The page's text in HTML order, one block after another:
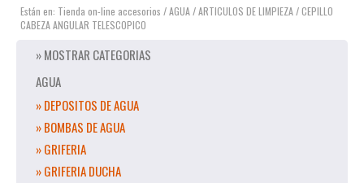
Están en: Tienda on-line accesorios /AGUA/ARTICULOS DE LIMPIEZA/CEPILLO
CABEZA ANGULAR TELESCOPICO
» MOSTRAR CATEGORIAS
AGUA
» DEPOSITOS DE AGUA
» BOMBAS DE AGUA
» GRIFERIA
» GRIFERIA DUCHA